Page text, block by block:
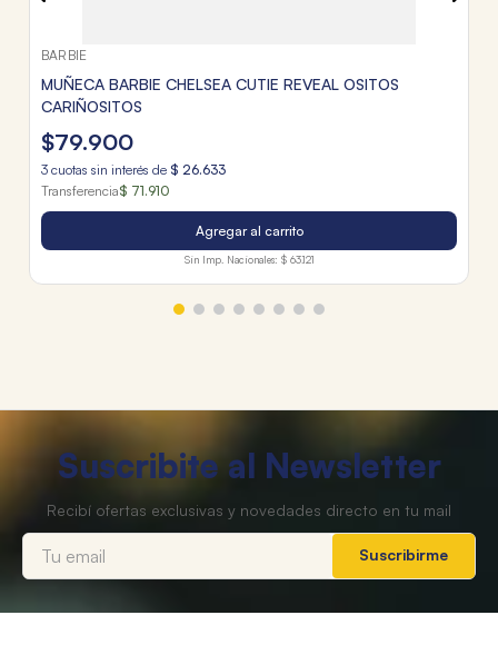
BARBIE
MUÑECA BARBIE CHELSEA CUTIE REVEAL OSITOS
CARIÑOSITOS
$79.900
3 cuotas sin interés de $ 26.633
Transferencia$ 71.910
Agregar al carrito
Sin Imp. Nacionales: $ 63.121
Suscribite al Newsletter
Suscribirme